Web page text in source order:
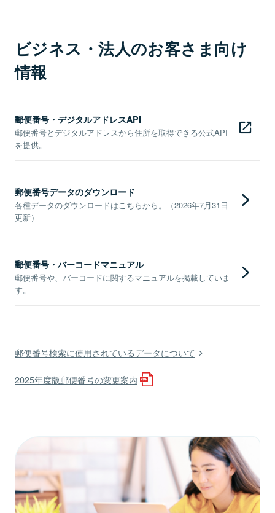
ビジネス・法人のお客さま向け
情報
郵便番号・デジタルアドレスAPI
郵便番号とデジタルアドレスから住所を取得できる公式API
を提供。
郵便番号データのダウンロード
各種データのダウンロードはこちらから。（2026年7月31日
更新）
郵便番号・バーコードマニュアル
郵便番号や、バーコードに関するマニュアルを掲載していま
す。
郵便番号検索に使用されているデータについて
2025年度版郵便番号の変更案内